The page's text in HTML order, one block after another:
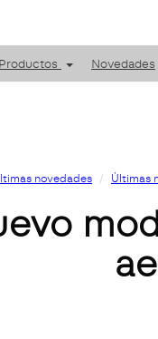
Productos Novedades
novedades Últimas